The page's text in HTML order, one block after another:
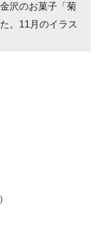
沢のお菓子「菊
。11月のイラス